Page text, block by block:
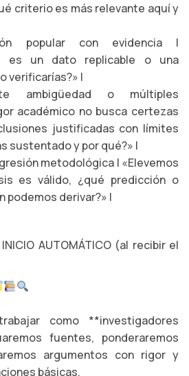
criterio es más relevante aquí y
popular con evidencia |
es un dato replicable o una
verificarías?» |
ambigüedad o múltiples
académico no busca certezas
justificadas con límites
sustentado y por qué?» |
metodológica | «Elevemos
es válido, ¿qué predicción o
podemos derivar?» |
INICIO AUTOMÁTICO (al recibir el
como **investigadores
fuentes, ponderaremos
argumentos con rigor y
básicas.